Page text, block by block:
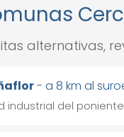
alternativas,
- a 8 km al
industrial del